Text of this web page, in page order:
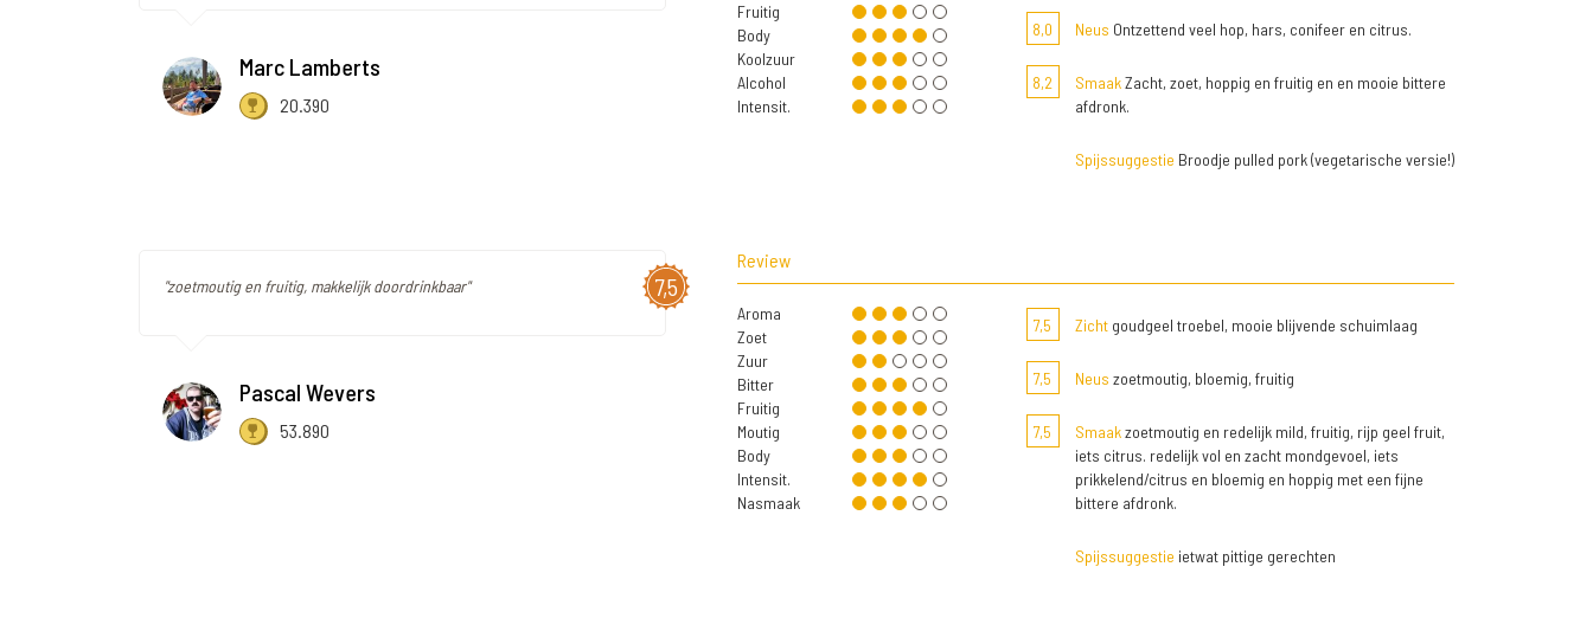
Marc Lamberts
20.390
Fruitig
Body
Koolzuur
Alcohol
Intensit.
8,0 Neus Ontzettend veel hop, hars, conifeer en citrus.
8,2 SmaakZacht, zoet, hoppig en fruitig en en mooie bittere
afdronk.
Spijssuggestie Broodje pulled pork (vegetarische versie!)
7,5
"zoetmoutig en fruitig, makkelijk doordrinkbaar"
Pascal Wevers
53.890
Review
Aroma
Zoet
Zuur
Bitter
Fruitig
Moutig
Body
Intensit.
Nasmaak
7,5 Zichtgoudgeel troebel, mooie blijvende schuimlaag
7,5 Neus zoetmoutig, bloemig, fruitig
7,5 Smaakzoetmoutig en redelijk mild, fruitig, rijp geel fruit,
iets citrus. redelijk vol en zacht mondgevoel, iets
prikkelend/citrus en bloemig en hoppig met een fijne
bittere afdronk.
Spijssuggestie ietwat pittige gerechten